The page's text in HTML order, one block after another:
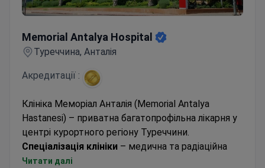
Memorial Antalya Hospital
Туреччина, Анталія
Акредитації :
Клініка Меморіал Анталія (Memorial Antalya
Hastanesi) – приватна багатопрофільна лікарня у
центрі курортного регіону Туреччини.
Спеціалізація клініки – медична та радіаційна
онкологія, загальна хірургія, пластична та
Читати далі